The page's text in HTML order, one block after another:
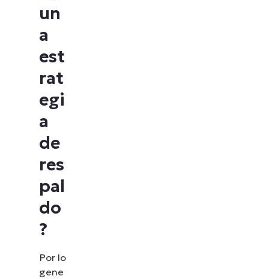
un
a
est
rat
egi
a
de
res
pal
do
?
Por lo
gene